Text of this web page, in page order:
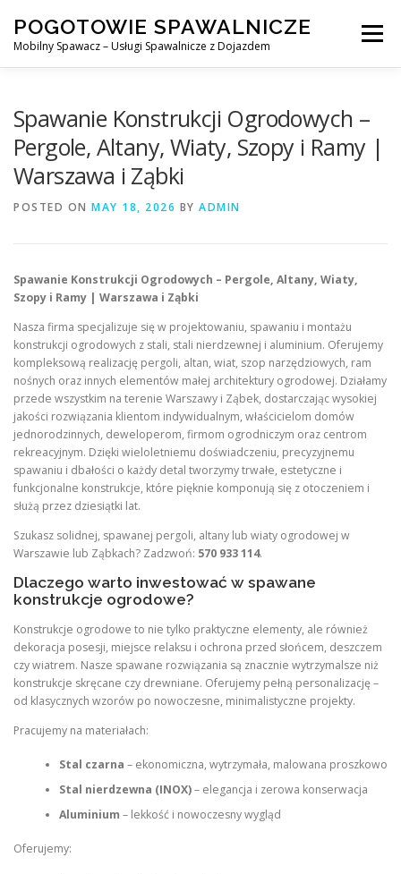
content
POGOTOWIE SPAWALNICZE
Mobilny Spawacz – Usługi Spawalnicze z Dojazdem
Menu
SPAWANIE MIG/MAG (GMAW)
Spawanie Konstrukcji Ogrodowych –
Pergole, Altany, Wiaty, Szopy i Ramy |
Warszawa i Ząbki
POSTED ON MAY 18, 2026 BY ADMIN
Spawanie Konstrukcji Ogrodowych – Pergole, Altany, Wiaty,
Szopy i Ramy | Warszawa i Ząbki
Nasza firma specjalizuje się w projektowaniu, spawaniu i montażu
konstrukcji ogrodowych z stali, stali nierdzewnej i aluminium. Oferujemy
kompleksową realizację pergoli, altan, wiat, szop narzędziowych, ram
nośnych oraz innych elementów małej architektury ogrodowej. Działamy
przede wszystkim na terenie Warszawy i Ząbek, dostarczając wysokiej
jakości rozwiązania klientom indywidualnym, właścicielom domów
jednorodzinnych, deweloperom, firmom ogrodniczym oraz centrom
rekreacyjnym. Dzięki wieloletniemu doświadczeniu, precyzyjnemu
spawaniu i dbałości o każdy detal tworzymy trwałe, estetyczne i
funkcjonalne konstrukcje, które pięknie komponują się z otoczeniem i
służą przez dziesiątki lat.
Szukasz solidnej, spawanej pergoli, altany lub wiaty ogrodowej w
Warszawie lub Ząbkach? Zadzwoń: 570 933 114.
Dlaczego warto inwestować w spawane
konstrukcje ogrodowe?
Konstrukcje ogrodowe to nie tylko praktyczne elementy, ale również
dekoracja posesji, miejsce relaksu i ochrona przed słońcem, deszczem
czy wiatrem. Nasze spawane rozwiązania są znacznie wytrzymalsze niż
konstrukcje skręcane czy drewniane. Oferujemy pełną personalizację –
od klasycznych wzorów po nowoczesne, minimalistyczne projekty.
Pracujemy na materiałach:
Stal czarna – ekonomiczna, wytrzymała, malowana proszkowo
Stal nierdzewna (INOX)– elegancja i zerowa konserwacja
Aluminium – lekkość i nowoczesny wygląd
Oferujemy: